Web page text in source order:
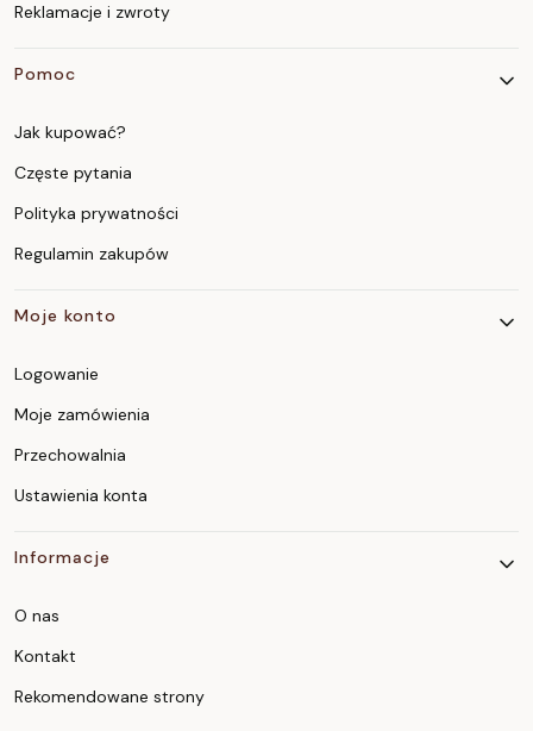
Reklamacje i zwroty
Pomoc
Jak kupować?
Częste pytania
Polityka prywatności
Regulamin zakupów
Moje konto
Logowanie
Moje zamówienia
Przechowalnia
Ustawienia konta
Informacje
O nas
Kontakt
Rekomendowane strony